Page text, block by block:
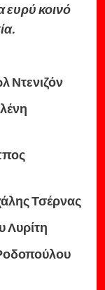
ευρύ κοινό
Ντενιζόν
Τσέρνας
Λυρίτη